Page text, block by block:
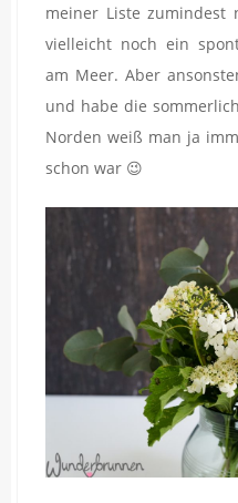
meiner Liste zumindest
vielleicht noch ein
am Meer. Aber
und habe die
Norden weiß man ja
schon war 😉